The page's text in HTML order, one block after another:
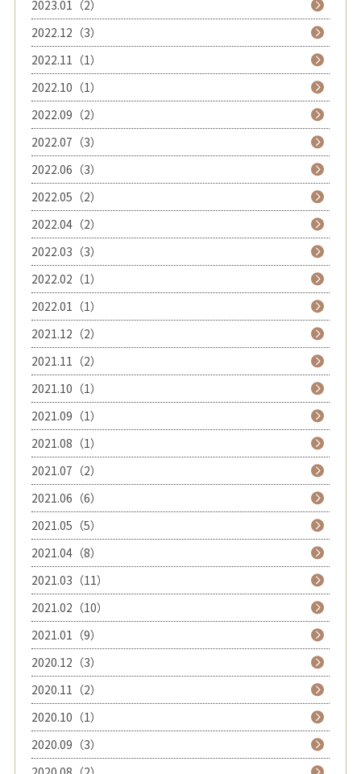
2023.01（2）
2022.12（3）
2022.11（1）
2022.10（1）
2022.09（2）
2022.07（3）
2022.06（3）
2022.05（2）
2022.04（2）
2022.03（3）
2022.02（1）
2022.01（1）
2021.12（2）
2021.11（2）
2021.10（1）
2021.09（1）
2021.08（1）
2021.07（2）
2021.06（6）
2021.05（5）
2021.04（8）
2021.03（11）
2021.02（10）
2021.01（9）
2020.12（3）
2020.11（2）
2020.10（1）
2020.09（3）